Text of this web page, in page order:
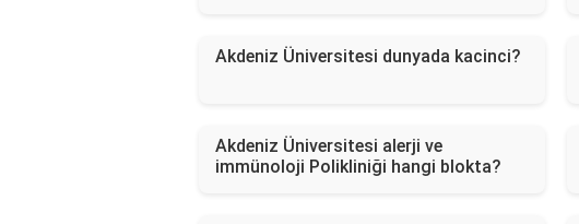
Akdeniz Üniversitesi dunyada kacinci?
Akdeniz Üniversitesi alerji ve
immünoloji Polikliniği hangi blokta?